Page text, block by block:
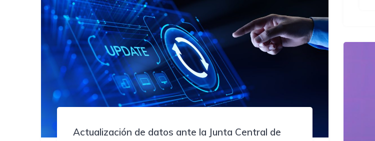
Actualización de datos ante la Junta Central de